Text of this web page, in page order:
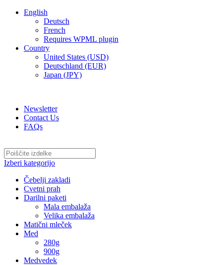
English
Deutsch
French
Requires WPML plugin
Country
United States (USD)
Deutschland (EUR)
Japan (JPY)
Newsletter
Contact Us
FAQs
Izberi kategorijo
Čebelji zakladi
Cvetni prah
Darilni paketi
Mala embalaža
Velika embalaža
Matični mleček
Med
280g
900g
Medvedek